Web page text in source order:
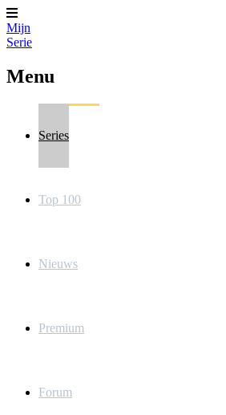
Mijn
Serie
Menu
Series
Top 100
Nieuws
Premium
Forum